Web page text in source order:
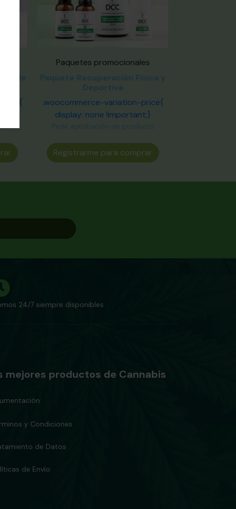
de
Paquetes promocionales
Paquete Recuperación Fisica y
Deportiva
.woocommerce-variation-price{
display: none !important;}
Pedir aprobación de producto
Registrarme para comprar
24/7 siempre disponibles
mejores productos de Cannabis
y Condiciones
de Datos
de Envío